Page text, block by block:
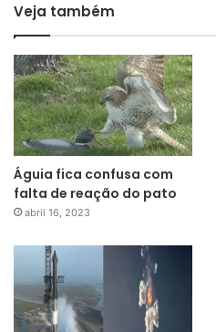
Veja também
Águia fica confusa com
falta de reação do pato
abril 16, 2023